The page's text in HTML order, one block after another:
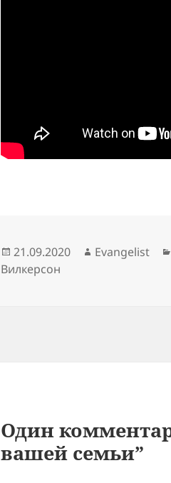
Опубликовано
21.09.2020 Автор
Evangelist
Вилкерсон
Один
вашей семьи”